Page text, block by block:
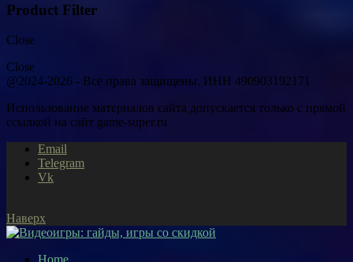
Product Filter
Close
Close
@2024-2026 - Все права защищены. ИНН 490903192171
Использование материалов сайта допускается только с прямой
ссылкой на сайт game-super.ru
Email
Telegram
Vk
Наверх